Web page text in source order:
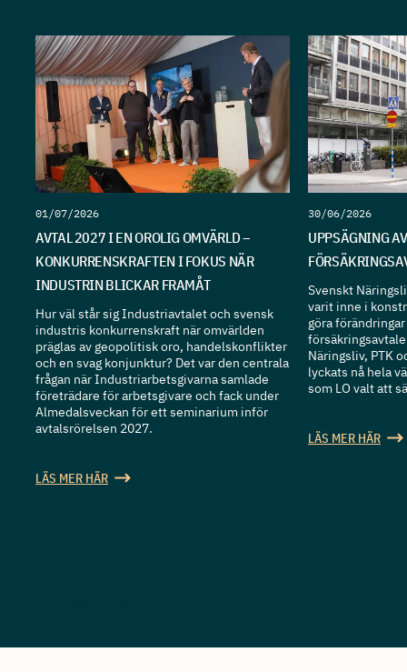
01/07/2026
AVTAL 2027 I EN OROLIG OMVÄRLD –
KONKURRENSKRAFTEN I FOKUS NÄR
INDUSTRIN BLICKAR FRAMÅT
Hur väl står sig Industriavtalet och svensk
industris konkurrenskraft när omvärlden
präglas av geopolitisk oro, handelskonflikter
och en svag konjunktur? Det var den centrala
frågan när Industriarbetsgivarna samlade
företrädare för arbetsgivare och fack under
Almedalsveckan för ett seminarium inför
avtalsrörelsen 2027.
LÄS MER HÄR
30/06/2026
UPPSÄGNING
Svenskt
varit inne i
göra
Näringsliv, PTK
lyckats nå hela
som LO valt att
LÄS MER HÄR